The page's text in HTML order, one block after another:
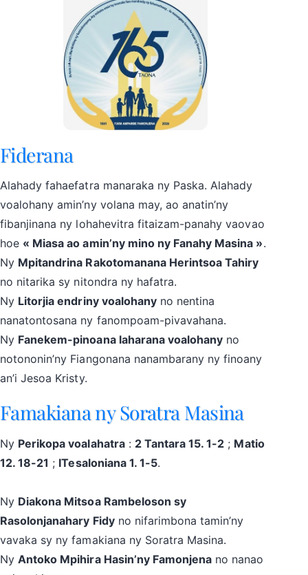
Fiderana
Alahady fahaefatra manaraka ny Paska. Alahady
voalohany amin’ny volana may, ao anatin’ny
fibanjinana ny lohahevitra fitaizam-panahy vaovao
hoe « Miasa ao amin’ny mino ny Fanahy Masina ».
Ny Mpitandrina Rakotomanana Herintsoa Tahiry
no nitarika sy nitondra ny hafatra.
Ny Litorjia endriny voalohanyno nentina
nanatontosana ny fanompoam-pivavahana.
Ny Fanekem-pinoana laharana voalohany no
notononin’ny Fiangonana nanambarany ny finoany
an’i Jesoa Kristy.
Famakiana ny Soratra Masina
Ny Perikopa voalahatra: 2 Tantara 15. 1-2 ; Matio
12. 18-21 ; ITesaloniana 1. 1-5.
Ny Diakona Mitsoa Rambeloson sy
Rasolonjanahary Fidyno nifarimbona tamin’ny
vavaka sy ny famakiana ny Soratra Masina.
NyAntoko Mpihira Hasin’ny Famonjena no nanao